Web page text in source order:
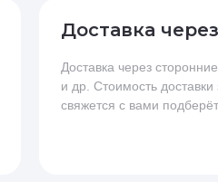
Доставка
Доставка через
и др. Стоимость
свяжется с вами